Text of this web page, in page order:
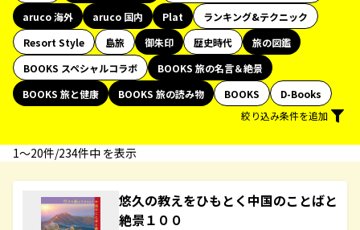
aruco 海外
aruco 国内 Plat
ランキング&テクニック
Resort Style
島旅 御朱印 歴史時代
旅の図鑑
BOOKS スペシャルコラボ
BOOKS 旅の名言＆絶景
BOOKS 旅と健康
BOOKS 旅の読み物 BOOKS
D-Books
絞り込み条件を追加
1〜20件/234件中 を表示
悠久の教えをひもとく中国のことばと
絶景１００